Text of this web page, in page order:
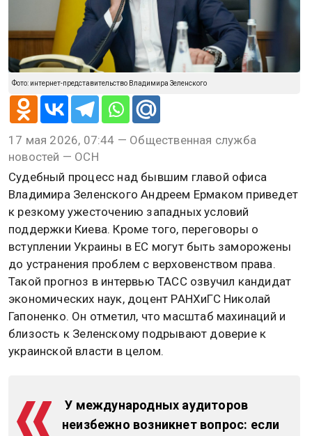
Фото: интернет-представительство Владимира Зеленского
17 мая 2026, 07:44 — Общественная служба
новостей — ОСН
Судебный процесс над бывшим главой офиса
Владимира Зеленского Андреем Ермаком приведет
к резкому ужесточению западных условий
поддержки Киева. Кроме того, переговоры о
вступлении Украины в ЕС могут быть заморожены
до устранения проблем с верховенством права.
Такой прогноз в интервью ТАСС озвучил кандидат
экономических наук, доцент РАНХиГС Николай
Гапоненко. Он отметил, что масштаб махинаций и
близость к Зеленскому подрывают доверие к
украинской власти в целом.
У международных аудиторов
неизбежно возникнет вопрос: если